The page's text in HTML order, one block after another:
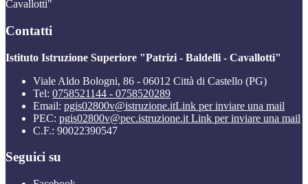
Cavallotti"
Contatti
Istituto Istruzione Superiore "Patrizi - Baldelli - Cavallotti"
Viale Aldo Bologni, 86 - 06012 Città di Castello (PG)
Tel: 0758521144 - 0758520289
Email: pgis02800v@istruzione.itLink per inviare una mail
PEC: pgis02800v@pec.istruzione.it Link per inviare una mail
C.F.: 90022390547
Seguici su